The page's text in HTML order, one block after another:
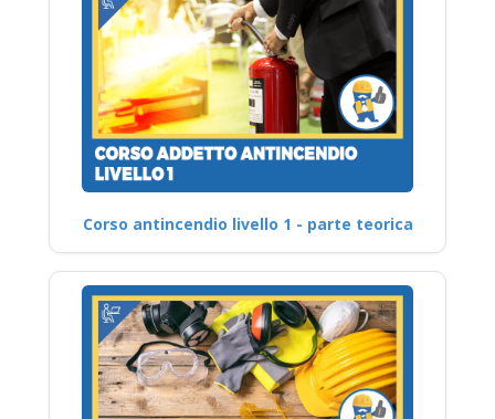
Corso antincendio livello 1 - parte teorica